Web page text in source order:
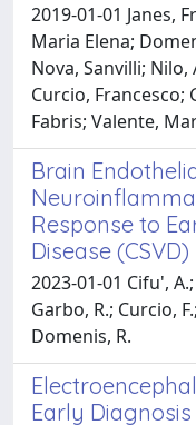
2019-01-01 Janes,
Maria Elena;
Nova, Sanvilli;
Curcio, Francesco;
Fabris; Valente,
Brain
Response to
Disease
2023-01-01 Cifu',
Garbo, R.; Curcio,
Domenis, R.
Early